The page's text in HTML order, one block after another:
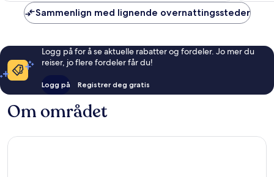
Sammenlign med lignende overnattingssteder
Logg på for å se aktuelle rabatter og fordeler. Jo mer du
reiser, jo flere fordeler får du!
Logg på Registrer deg gratis
Om området